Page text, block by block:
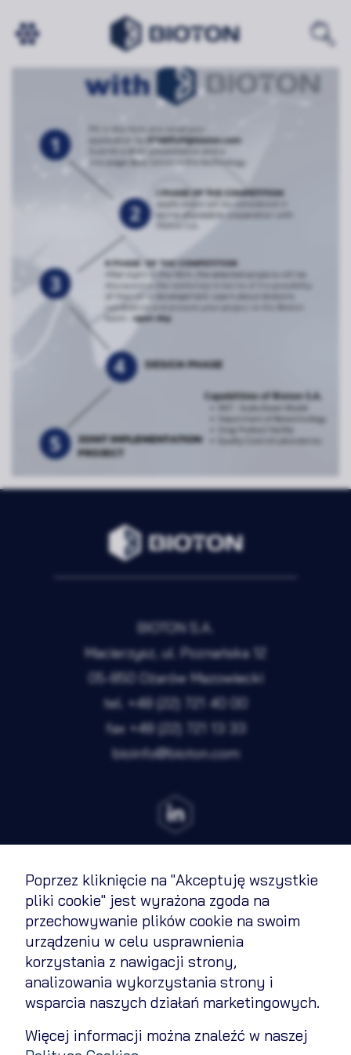
Poprzez kliknięcie na "Akceptuję wszystkie
pliki cookie" jest wyrażona zgoda na
przechowywanie plików cookie na swoim
urządzeniu w celu usprawnienia
korzystania z nawigacji strony,
analizowania wykorzystania strony i
wsparcia naszych działań marketingowych.
Więcej informacji można znaleźć w naszej
Preferencje
Analityka Nieaktywne
Marketing Nieaktywne
BIOTON S.A.
Macierzysz, ul. Poznańska 12
05-850 Ożarów Mazowiecki
tel. +48 (22) 721 40 00
fax +48 (22) 721 13 33
bioinfo@bioton.com
Terms of Use
Cookies Policy
Privacy policy
Contact
Change cookie settings